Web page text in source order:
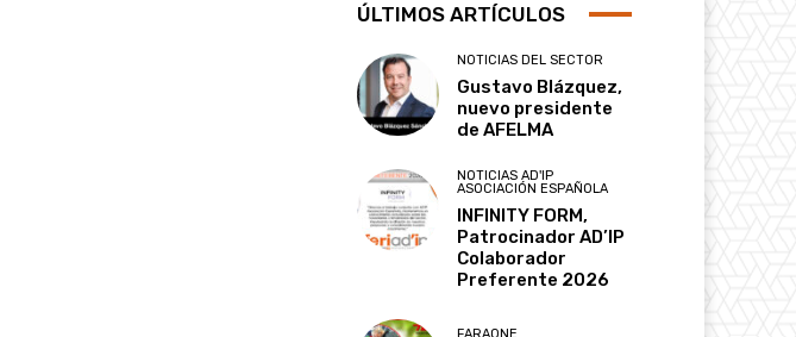
ÚLTIMOS ARTÍCULOS
NOTICIAS DEL SECTOR
Gustavo Blázquez,
nuevo presidente
de AFELMA
NOTICIAS AD'IP
ASOCIACIÓN ESPAÑOLA
INFINITY FORM,
Patrocinador AD’IP
Colaborador
Preferente 2026